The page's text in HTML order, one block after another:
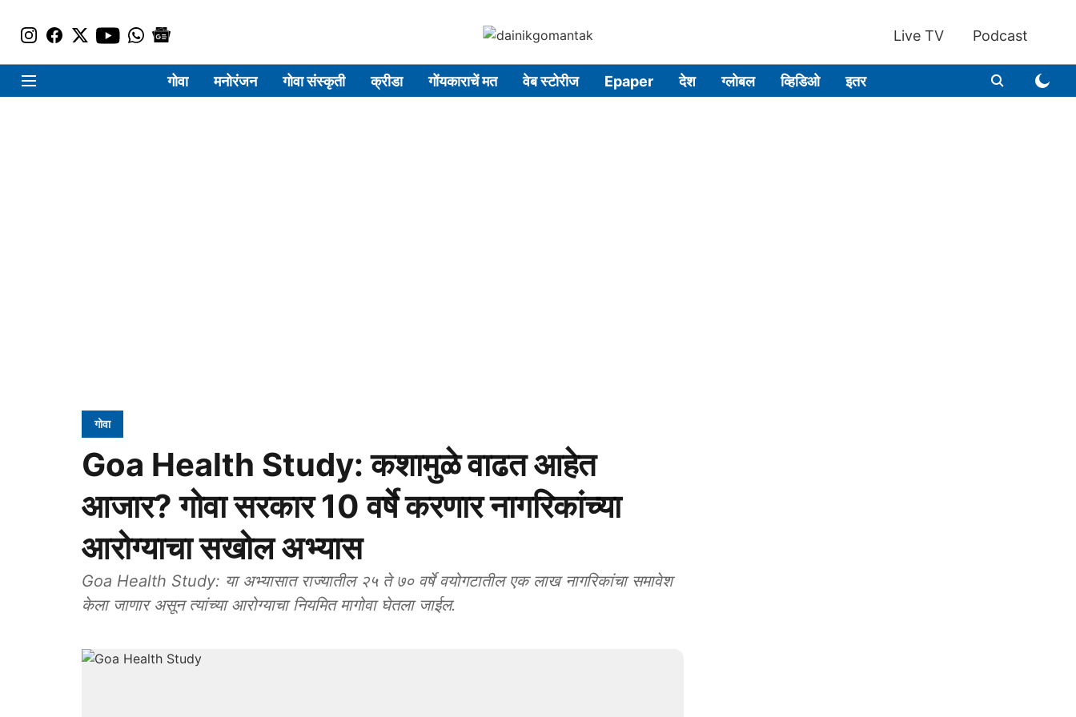
Live TV Podcast
गोवा मनोरंजन गोवा संस्कृती क्रीडा गोंयकाराचें मत वेब स्टोरीज Epaper देश ग्लोबल व्हिडिओ इतर
गोवा
Goa Health Study: कशामुळे वाढत आहेत
आजार? गोवा सरकार 10 वर्षे करणार नागरिकांच्या
आरोग्याचा सखोल अभ्यास
Goa Health Study: या अभ्यासात राज्यातील २५ ते ७० वर्षे वयोगटातील एक लाख नागरिकांचा समावेश
केला जाणार असून त्यांच्या आरोग्याचा नियमित मागोवा घेतला जाईल.